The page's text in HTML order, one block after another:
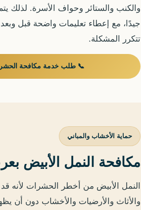
والكنب والستائر وحواف الأسرة. لذلك
جيدًا، مع إعطاء تعليمات واضحة قبل
تتكرر المشكلة.
📞 طلب خدمة مكافحة
حماية الأخشاب والمباني
مكافحة النمل الأبيض
النمل الأبيض من أخطر الحشرات لأنه قد
والأثاث والأرضيات والأخشاب دون أن